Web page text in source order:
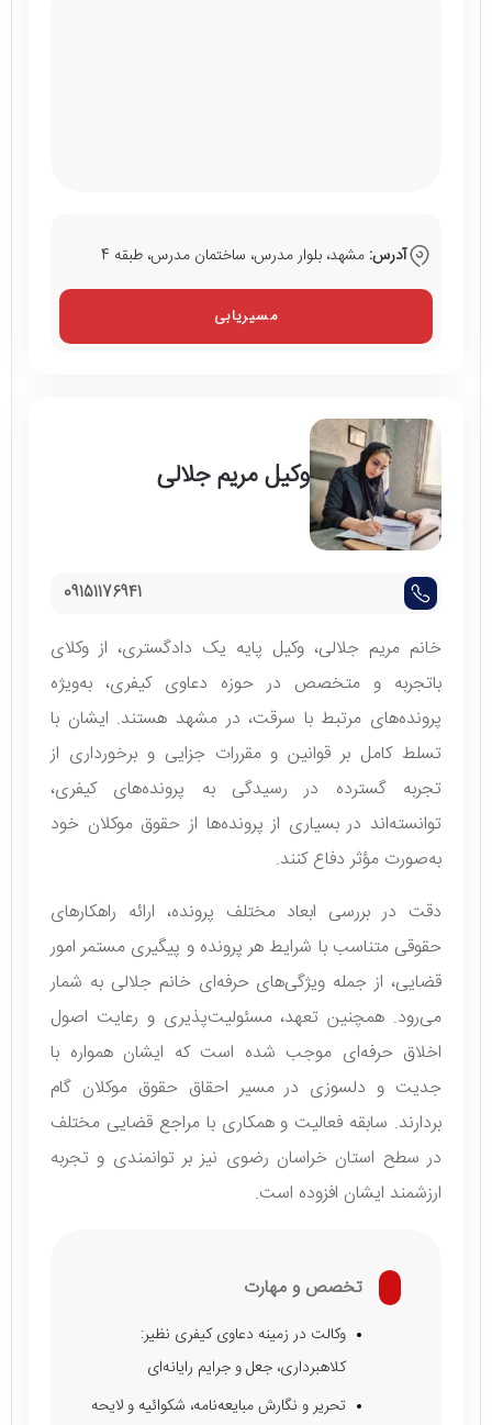
آدرس: مشهد، بلوار مدرس، ساختمان مدرس، طبقه 4
مسیریابی
وکیل مریم جلالی
09151176941
خانم مریم جلالی، وکیل پایه یک دادگستری، از وکلای
باتجربه و متخصص در حوزه دعاوی کیفری، به‌ویژه
پرونده‌های مرتبط با سرقت، در مشهد هستند. ایشان با
تسلط کامل بر قوانین و مقررات جزایی و برخورداری از
تجربه گسترده در رسیدگی به پرونده‌های کیفری،
توانسته‌اند در بسیاری از پرونده‌ها از حقوق موکلان خود
به‌صورت مؤثر دفاع کنند.
دقت در بررسی ابعاد مختلف پرونده، ارائه راهکارهای
حقوقی متناسب با شرایط هر پرونده و پیگیری مستمر امور
قضایی، از جمله ویژگی‌های حرفه‌ای خانم جلالی به شمار
می‌رود. همچنین تعهد، مسئولیت‌پذیری و رعایت اصول
اخلاق حرفه‌ای موجب شده است که ایشان همواره با
جدیت و دلسوزی در مسیر احقاق حقوق موکلان گام
بردارند. سابقه فعالیت و همکاری با مراجع قضایی مختلف
در سطح استان خراسان رضوی نیز بر توانمندی و تجربه
ارزشمند ایشان افزوده است.
تخصص و مهارت
وکالت در زمینه دعاوی کیفری نظیر:
کلاهبرداری، جعل و جرایم رایانه‌ای
تحریر و نگارش مبایعه‌نامه، شکوائیه و لایحه